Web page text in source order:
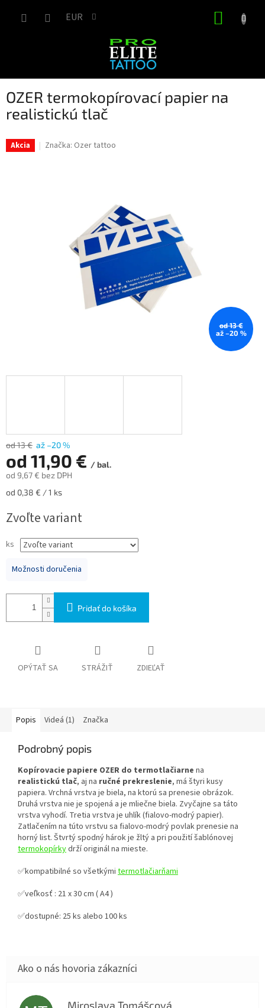
EUR
OZER termokopírovací papier na
realistickú tlač
Akcia Značka: Ozer tattoo
od 13 €
až –20 %
od 13 € až –20 %
od 11,90 € / bal.
od 9,67 € bez DPH
Jednotková
od 0,38 € / 1 ks
Zvoľte variant
ks
Možnosti doručenia
Pridať do košíka
OPÝTAŤ SA STRÁŽIŤ ZDIEĽAŤ
Popis Videá (1) Značka
Podrobný popis
Kopírovacie papiere OZER do termotlačiarne na
realistickú tlač, aj na ručné prekreslenie, má štyri kusy
papiera. Vrchná vrstva je biela, na ktorú sa prenesie obrázok.
Druhá vrstva nie je spojená a je mliečne biela. Zvyčajne sa táto
vrstva vyhodí. Tretia vrstva je uhlík (fialovo-modrý papier).
Zatlačením na túto vrstvu sa fialovo-modrý povlak prenesie na
horný list. Štvrtý spodný hárok je žltý a pri použití šablónovej
termokopírkydrží originál na mieste.
✅kompatibilné so všetkými termotlačiarňami
✅veľkosť : 21 x 30 cm ( A4 )
✅dostupné: 25 ks alebo 100 ks
Miroslava Tomášcová